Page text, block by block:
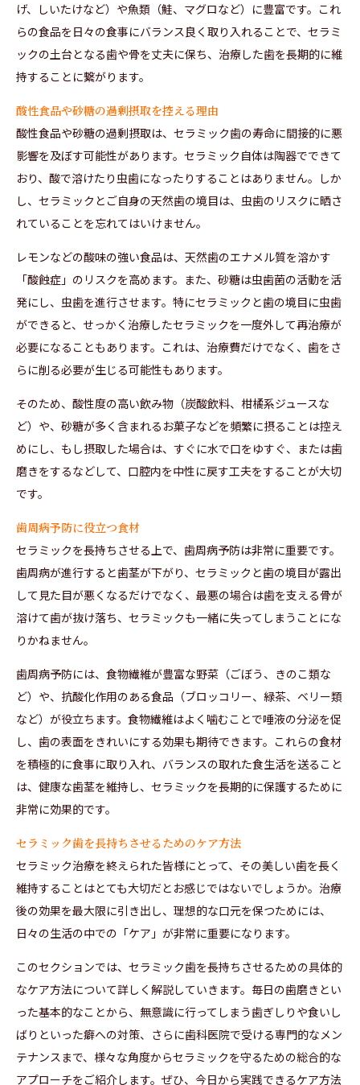
げ、しいたけなど）や魚類（鮭、マグロなど）に豊富です。これ
らの食品を日々の食事にバランス良く取り入れることで、セラミ
ックの土台となる歯や骨を丈夫に保ち、治療した歯を長期的に維
持することに繋がります。
酸性食品や砂糖の過剰摂取を控える理由
酸性食品や砂糖の過剰摂取は、セラミック歯の寿命に間接的に悪
影響を及ぼす可能性があります。セラミック自体は陶器でできて
おり、酸で溶けたり虫歯になったりすることはありません。しか
し、セラミックとご自身の天然歯の境目は、虫歯のリスクに晒さ
れていることを忘れてはいけません。
レモンなどの酸味の強い食品は、天然歯のエナメル質を溶かす
「酸蝕症」のリスクを高めます。また、砂糖は虫歯菌の活動を活
発にし、虫歯を進行させます。特にセラミックと歯の境目に虫歯
ができると、せっかく治療したセラミックを一度外して再治療が
必要になることもあります。これは、治療費だけでなく、歯をさ
らに削る必要が生じる可能性もあります。
そのため、酸性度の高い飲み物（炭酸飲料、柑橘系ジュースな
ど）や、砂糖が多く含まれるお菓子などを頻繁に摂ることは控え
めにし、もし摂取した場合は、すぐに水で口をゆすぐ、または歯
磨きをするなどして、口腔内を中性に戻す工夫をすることが大切
です。
歯周病予防に役立つ食材
セラミックを長持ちさせる上で、歯周病予防は非常に重要です。
歯周病が進行すると歯茎が下がり、セラミックと歯の境目が露出
して見た目が悪くなるだけでなく、最悪の場合は歯を支える骨が
溶けて歯が抜け落ち、セラミックも一緒に失ってしまうことにな
りかねません。
歯周病予防には、食物繊維が豊富な野菜（ごぼう、きのこ類な
ど）や、抗酸化作用のある食品（ブロッコリー、緑茶、ベリー類
など）が役立ちます。食物繊維はよく噛むことで唾液の分泌を促
し、歯の表面をきれいにする効果も期待できます。これらの食材
を積極的に食事に取り入れ、バランスの取れた食生活を送ること
は、健康な歯茎を維持し、セラミックを長期的に保護するために
非常に効果的です。
セラミック歯を長持ちさせるためのケア方法
セラミック治療を終えられた皆様にとって、その美しい歯を長く
維持することはとても大切だとお感じではないでしょうか。治療
後の効果を最大限に引き出し、理想的な口元を保つためには、
日々の生活の中での「ケア」が非常に重要になります。
このセクションでは、セラミック歯を長持ちさせるための具体的
なケア方法について詳しく解説していきます。毎日の歯磨きとい
った基本的なことから、無意識に行ってしまう歯ぎしりや食いし
ばりといった癖への対策、さらに歯科医院で受ける専門的なメン
テナンスまで、様々な角度からセラミックを守るための総合的な
アプローチをご紹介します。ぜひ、今日から実践できるケア方法